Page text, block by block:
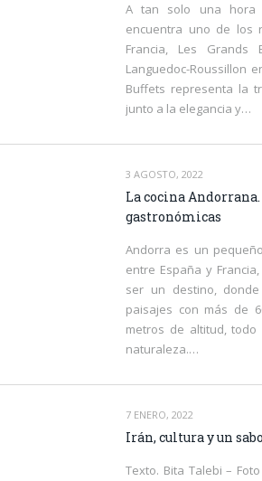
A tan solo una hora
encuentra uno de los
Francia, Les
Languedoc-Roussillon
Buffets representa la
junto a la elegancia y…
3 AGOSTO, 2022
La cocina
gastronómicas
Andorra es un
entre España y
ser un destino,
paisajes con más de
metros de altitud,
naturaleza.…
7 ENERO, 2022
Irán, cultura y un
Texto. Bita Talebi –